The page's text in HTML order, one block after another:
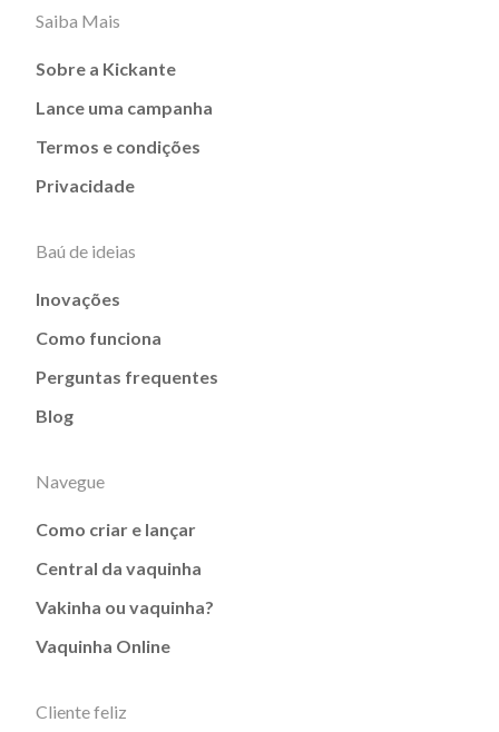
Saiba Mais
Sobre a Kickante
Lance uma campanha
Termos e condições
Privacidade
Baú de ideias
Inovações
Como funciona
Perguntas frequentes
Blog
Navegue
Como criar e lançar
Central da vaquinha
Vakinha ou vaquinha?
Vaquinha Online
Cliente feliz